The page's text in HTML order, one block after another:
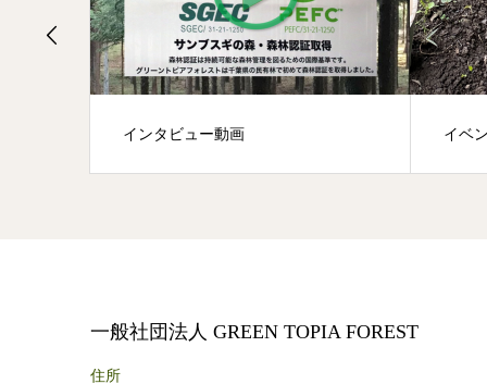
インタビュー動画 イベ
一般社団法人 GREEN TOPIA FOREST
住所